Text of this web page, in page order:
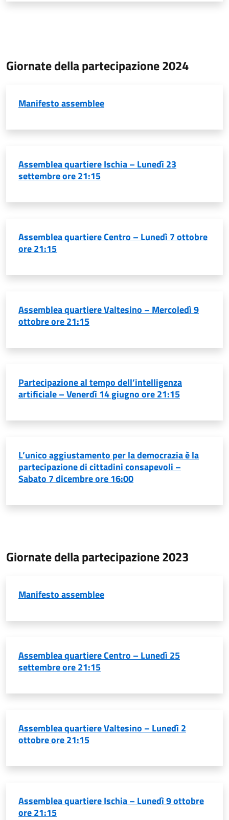
Giornate della partecipazione 2024
Manifesto assemblee
Assemblea quartiere Ischia – Lunedì 23
settembre ore 21:15
Assemblea quartiere Centro – Lunedì 7 ottobre
ore 21:15
Assemblea quartiere Valtesino – Mercoledì 9
ottobre ore 21:15
Partecipazione al tempo dell’intelligenza
artificiale – Venerdì 14 giugno ore 21:15
L’unico aggiustamento per la democrazia è la
partecipazione di cittadini consapevoli –
Sabato 7 dicembre ore 16:00
Giornate della partecipazione 2023
Manifesto assemblee
Assemblea quartiere Centro – Lunedì 25
settembre ore 21:15
Assemblea quartiere Valtesino – Lunedì 2
ottobre ore 21:15
Assemblea quartiere Ischia – Lunedì 9 ottobre
ore 21:15